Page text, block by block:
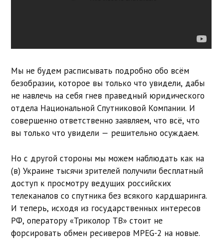
Мы не будем расписывать подробно обо всём
безобразии, которое вы только что увидели, дабы
не навлечь на себя гнев праведный юридического
отдела Национальной Спутниковой Компании. И
совершенно ответственно заявляем, что всё, что
вы только что увидели — решительно осуждаем.
Но с другой стороны мы можем наблюдать как на
(в) Украине тысячи зрителей получили бесплатный
доступ к просмотру ведущих российских
телеканалов со спутника без всякого кардшаринга.
И теперь, исходя из государственных интересов
РФ, оператору «Триколор ТВ» стоит не
форсировать обмен ресиверов MPEG-2 на новые.